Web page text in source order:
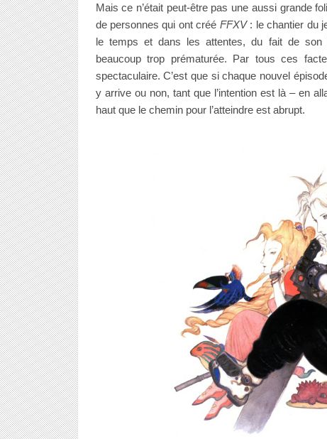
Mais ce n’était peut-être pas une aussi grande
de personnes qui ont créé FFXV: le chantier du
le temps et dans les attentes, du fait de son
beaucoup trop prématurée. Par tous ces
spectaculaire. C’est que si chaque nouvel
y arrive ou non, tant que l’intention est là – en
haut que le chemin pour l’atteindre est abrupt.